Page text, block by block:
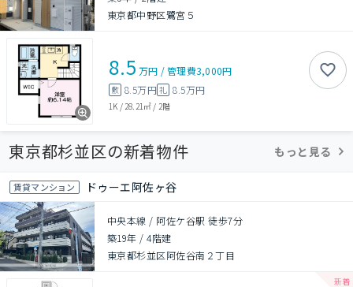
東京都中野区鷺宮５
8.5 万円 /管理費3,000円
敷 8.5万円礼 8.5万円
1K / 28.21㎡ / 2階
東京都杉並区の新着物件 もっと見る
賃貸マンション ドゥーエ阿佐ヶ谷
中央本線 / 阿佐ケ谷駅 徒歩7分
築19年 /4階建
東京都杉並区阿佐谷南２丁目